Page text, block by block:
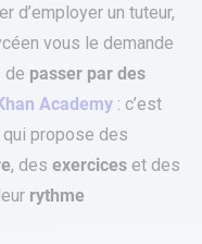
d’employer un tuteur,
vous le demande
de passer par des
Academy : c’est
qui propose des
, des exercices et des
rythme